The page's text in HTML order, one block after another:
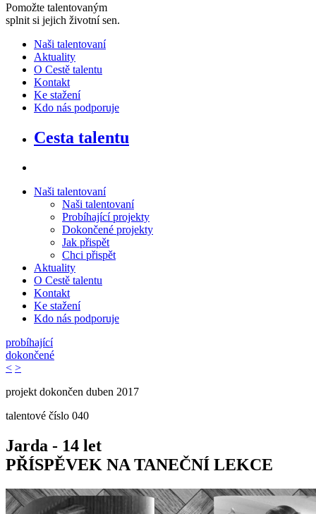
Pomožte talentovaným
splnit si jejich životní sen.
Naši talentovaní
Aktuality
O Cestě talentu
Kontakt
Ke stažení
Kdo nás podporuje
Cesta talentu
Naši talentovaní
Naši talentovaní
Probíhající projekty
Dokončené projekty
Jak přispět
Chci přispět
Aktuality
O Cestě talentu
Kontakt
Ke stažení
Kdo nás podporuje
probíhající
dokončené
< >
projekt dokončen duben 2017
talentové číslo 040
Jarda - 14 let
PŘÍSPĚVEK NA TANEČNÍ LEKCE